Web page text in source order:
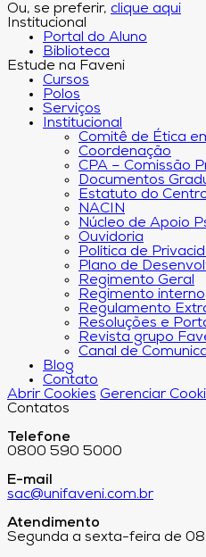
Ou, se preferir, clique aqui
Institucional
Portal do Aluno
Biblioteca
Estude na Faveni
Cursos
Polos
Serviços
Institucional
Comitê de Ética
Coordenação
CPA – Comissão
Documentos
Estatuto do
NACIN
Núcleo de Apoio
Ouvidoria
Política de
Plano de
Regimento Geral
Regimento interno
Regulamento
Resoluções e
Revista grupo
Canal de
Blog
Contato
Abrir Cookies Gerenciar
Contatos
Telefone
0800 590 5000
E-mail
sac@unifaveni.com.br
Atendimento
Segunda a sexta-feira de